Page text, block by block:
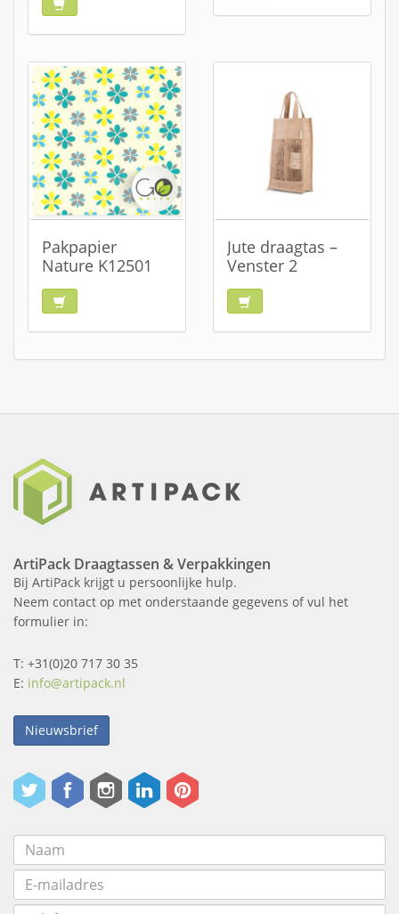
Pakpapier
Nature K12501
Jute draagtas –
Venster 2
ArtiPack Draagtassen & Verpakkingen
Bij ArtiPack krijgt u persoonlijke hulp.
Neem contact op met onderstaande gegevens of vul het
formulier in:
T: +31(0)20 717 30 35
E: info@artipack.nl
Nieuwsbrief